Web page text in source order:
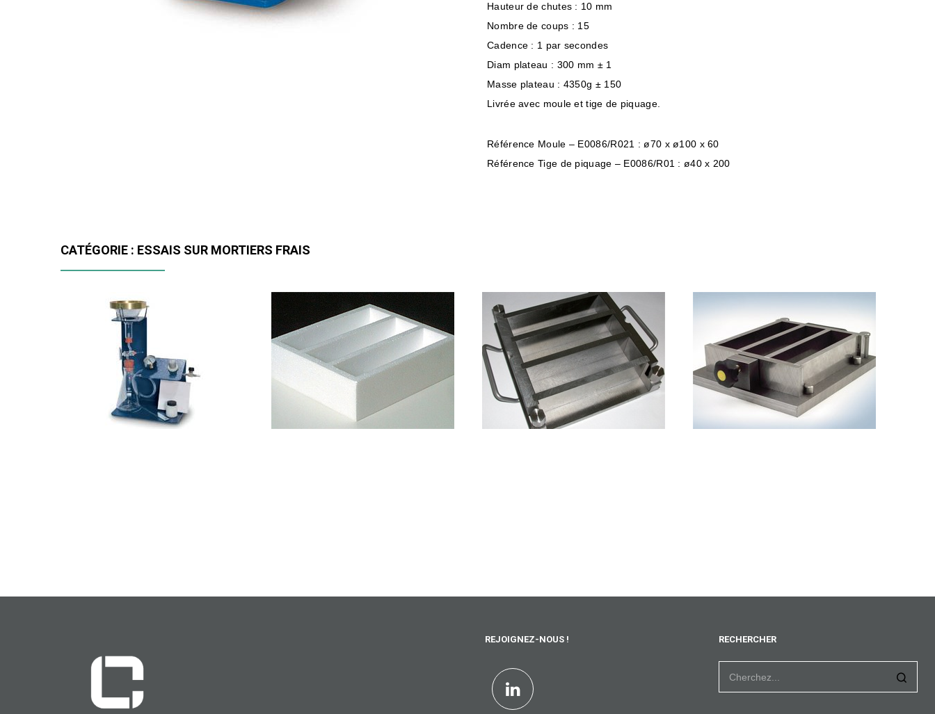
Hauteur de chutes : 10 mm
Nombre de coups : 15
Cadence : 1 par secondes
Diam plateau : 300 mm ± 1
Masse plateau : 4350g ± 150
Livrée avec moule et tige de piquage.
Référence Moule – E0086/R021 : ø70 x ø100 x 60
Référence Tige de piquage – E0086/R01 : ø40 x 200
CATÉGORIE : ESSAIS SUR MORTIERS FRAIS
REJOIGNEZ-NOUS ! RECHERCHER